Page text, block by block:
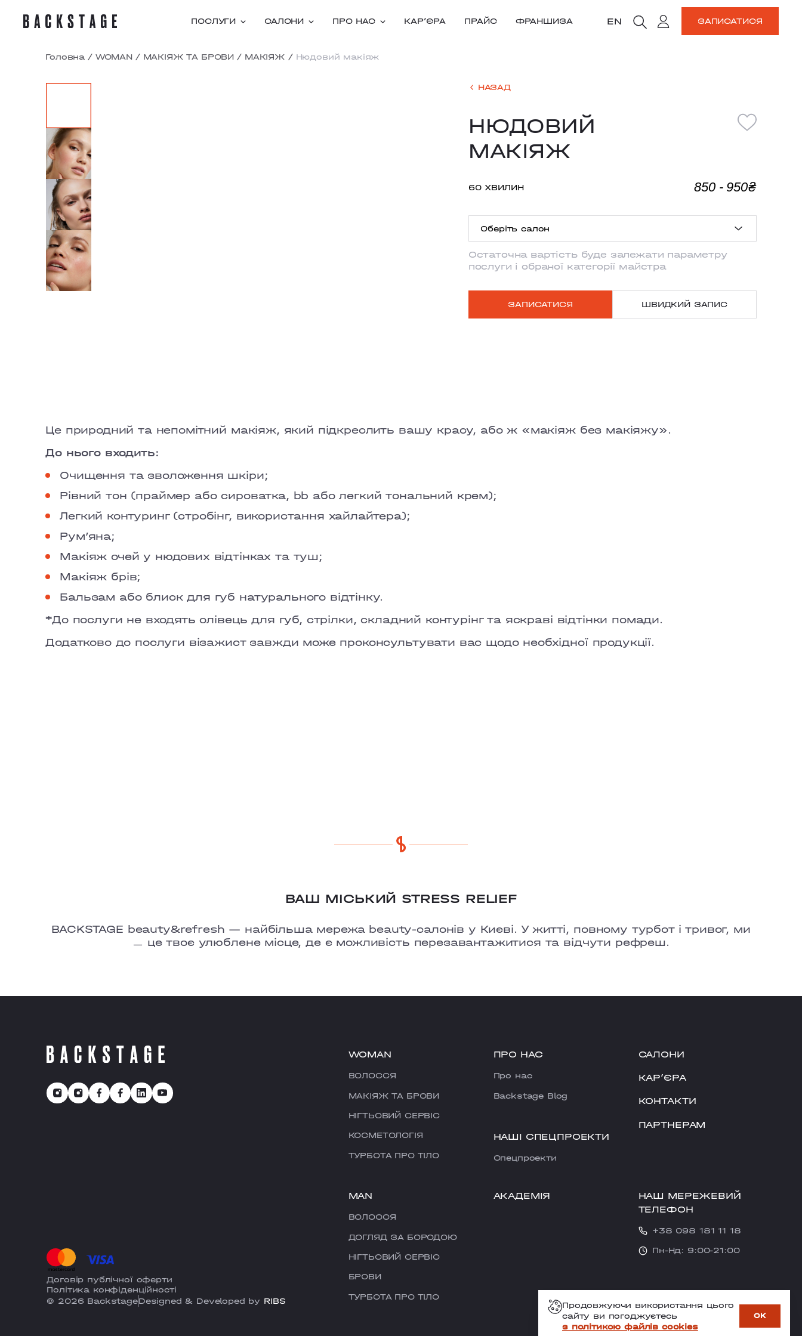
ПОСЛУГИ САЛОНИ ПРО НАС КАРʼЄРА ПРАЙС ФРАНШИЗА EN ЗАПИСАТИСЯ
ЗАПИСАТИСЯ
Головна / WOMAN / МАКІЯЖ ТА БРОВИ / МАКІЯЖ / Нюдовий макіяж
НАЗАД
НЮДОВИЙ
МАКІЯЖ
60 ХВИЛИН 850 - 950₴
Оберіть салон
ANTONOVYCHA
MYSHUHY
GRAND PRIX
VELYKA VASYLKIVSKA
Остаточна вартість буде залежати параметру
послуги і обраної категорії майстра
ЗАПИСАТИСЯ ШВИДКИЙ ЗАПИС
Це природний та непомітний макіяж, який підкреслить вашу красу, або ж «макіяж без макіяжу».
До нього входить:
Очищення та зволоження шкіри;
Рівний тон (праймер або сироватка, bb або легкий тональний крем);
Легкий контуринг (стробінг, використання хайлайтера);
Рум’яна;
Макіяж очей у нюдових відтінках та туш;
Макіяж брів;
Бальзам або блиск для губ натурального відтінку.
*До послуги не входять олівець для губ, стрілки, складний контурінг та яскраві відтінки помади.
Додатково до послуги візажист завжди може проконсультувати вас щодо необхідної продукції.
ВАШ МІСЬКИЙ STRESS RELIEF
BACKSTAGE beauty&refresh — найбільша мережа beauty-салонів у Києві. У житті, повному турбот і тривог, ми
ㅡ це твоє улюблене місце, де є можливість перезавантажитися та відчути рефреш.
WOMAN
ВОЛОССЯ
МАКІЯЖ ТА БРОВИ
НІГТЬОВИЙ СЕРВІС
КОСМЕТОЛОГІЯ
ТУРБОТА ПРО ТІЛО
MAN
ВОЛОССЯ
ДОГЛЯД ЗА БОРОДОЮ
НІГТЬОВИЙ СЕРВІС
БРОВИ
ТУРБОТА ПРО ТІЛО
ПРО НАС
Про нас
Backstage Blog
НАШІ СПЕЦПРОЕКТИ
Cпецпроекти
САЛОНИ
КАРʼЄРА
КОНТАКТИ
ПАРТНЕРАМ
АКАДЕМІЯ
НАШ МЕРЕЖЕВИЙ
ТЕЛЕФОН
+38 098 181 11 18
Пн-Нд: 9:00-21:00
Договір публічної оферти
Політика конфіденційності
© 2026 BackstageDesigned & Developed by RIBS
Продовжуючи використання цього
сайту ви погоджуєтесь
з політикою файлів cookies
OK